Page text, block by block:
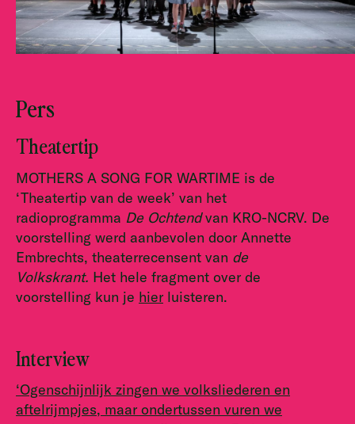
Pers
Theatertip
MOTHERS A SONG FOR WARTIME is de
‘Theatertip van de week’ van het
radioprogramma De Ochtendvan KRO-NCRV. De
voorstelling werd aanbevolen door Annette
Embrechts, theaterrecensent van de
Volkskrant. Het hele fragment over de
voorstelling kun je hier luisteren.
Interview
‘Ogenschijnlijk zingen we volksliederen en
aftelrijmpjes, maar ondertussen vuren we